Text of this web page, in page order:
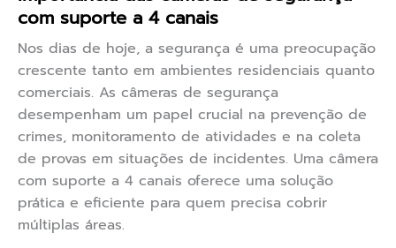
com suporte a 4 canais
Nos dias de hoje, a segurança é uma preocupação
crescente tanto em ambientes residenciais quanto
comerciais. As câmeras de segurança
desempenham um papel crucial na prevenção de
crimes, monitoramento de atividades e na coleta
de provas em situações de incidentes. Uma câmera
com suporte a 4 canais oferece uma solução
prática e eficiente para quem precisa cobrir
múltiplas áreas.